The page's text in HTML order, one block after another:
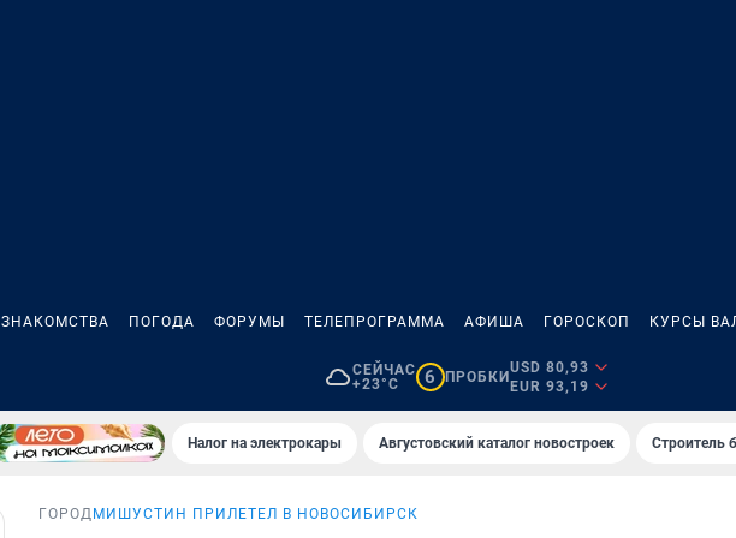
ЗНАКОМСТВА ПОГОДА ФОРУМЫ ТЕЛЕПРОГРАММА АФИША ГОРОСКОП КУРСЫ
СЕЙЧАС
+23°C
6 ПРОБКИ
USD 80,93
EUR 93,19
Налог на электрокары Августовский каталог новостроек Строитель
ГОРОД МИШУСТИН ПРИЛЕТЕЛ В НОВОСИБИРСК